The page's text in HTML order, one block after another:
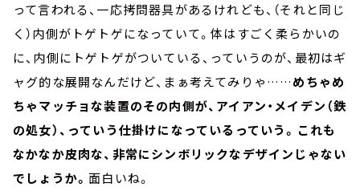
って言われる、一応拷問器具があるけれども、（それと同じ
く）内側がトゲトゲになっていて。体はすごく柔らかいの
に、内側にトゲトゲがついている、っていうのが、最初はギ
ャグ的な展開なんだけど、まぁ考えてみりゃ……めちゃめ
ちゃマッチョな装置のその内側が、アイアン・メイデン（鉄
の処女）、っていう仕掛けになっているっていう。これも
なかなか皮肉な、非常にシンボリックなデザインじゃない
でしょうか。面白いね。